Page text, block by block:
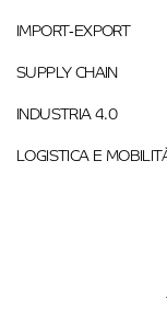
IMPORT-EXPORT
SUPPLY CHAIN
INDUSTRIA 4.0
LOGISTICA E